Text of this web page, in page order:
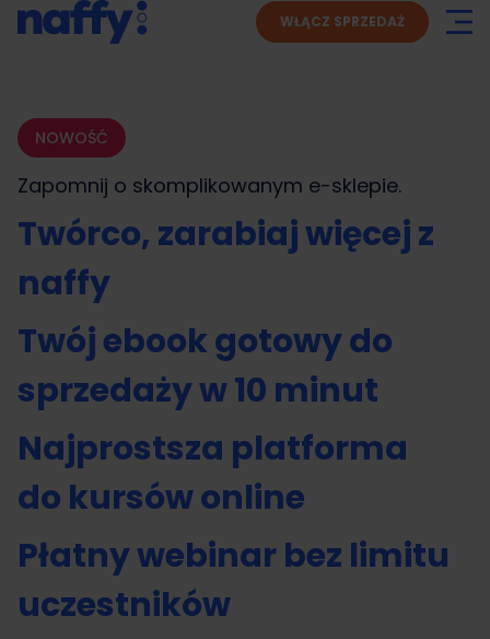
WŁĄCZ SPRZEDAŻ
NOWOŚĆ
Zapomnij o skomplikowanym e-sklepie.
Twórco, zarabiaj więcej z
naffy
Twój ebook gotowy do
sprzedaży w 10 minut
Najprostsza platforma
do kursów online
Płatny webinar bez limitu
uczestników